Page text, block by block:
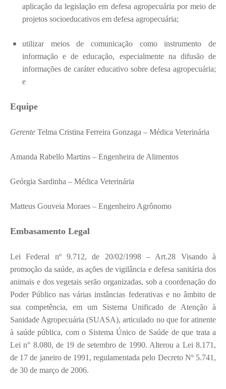
aplicação da legislação em defesa agropecuária por meio de
projetos socioeducativos em defesa agropecuária;
utilizar meios de comunicação como instrumento de
informação e de educação, especialmente na difusão de
informações de caráter educativo sobre defesa agropecuária;
e
Equipe
Gerente Telma Cristina Ferreira Gonzaga – Médica Veterinária
Amanda Rabello Martins – Engenheira de Alimentos
Geórgia Sardinha – Médica Veterinária
Matteus Gouveia Moraes – Engenheiro Agrônomo
Embasamento Legal
LeiFederal nº 9.712, de 20/02/1998 – Art.28 Visando à
promoção da saúde, as ações de vigilância e defesa sanitária dos
animais e dos vegetais serão organizadas, sob a coordenação do
Poder Público nas várias instâncias federativas e no âmbito de
sua competência, em um Sistema Unificado de Atenção à
Sanidade Agropecuária (SUASA), articulado no que for atinente
à saúde pública, com o Sistema Único de Saúde de que trata a
Lei n° 8.080, de 19 de setembro de 1990. Alterou a Lei 8.171,
de 17 de janeiro de 1991, regulamentada pelo Decreto Nº 5.741,
de 30 de março de 2006.